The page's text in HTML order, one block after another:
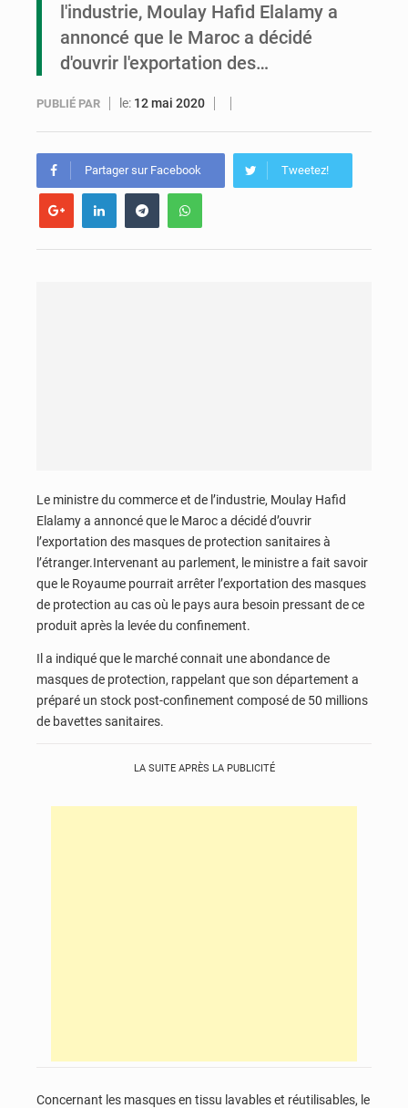
l'industrie, Moulay Hafid Elalamy a
annoncé que le Maroc a décidé
d'ouvrir l'exportation des…
PUBLIÉ PAR le: 12 mai 2020
Partager sur Facebook Tweetez!
Le ministre du commerce et de l’industrie, Moulay Hafid
Elalamy a annoncé que le Maroc a décidé d’ouvrir
l’exportation des masques de protection sanitaires à
l’étranger.Intervenant au parlement, le ministre a fait savoir
que le Royaume pourrait arrêter l’exportation des masques
de protection au cas où le pays aura besoin pressant de ce
produit après la levée du confinement.
Il a indiqué que le marché connait une abondance de
masques de protection, rappelant que son département a
préparé un stock post-confinement composé de 50 millions
de bavettes sanitaires.
LA SUITE APRÈS LA PUBLICITÉ
Concernant les masques en tissu lavables et réutilisables, le